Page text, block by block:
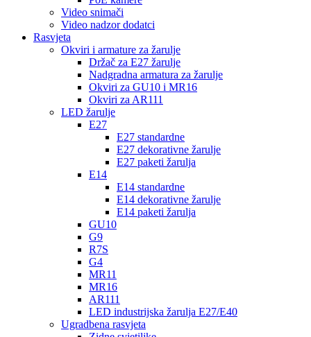
Video snimači
Video nadzor dodatci
Rasvjeta
Okviri i armature za žarulje
Držač za E27 žarulje
Nadgradna armatura za žarulje
Okviri za GU10 i MR16
Okviri za AR111
LED žarulje
E27
E27 standardne
E27 dekorativne žarulje
E27 paketi žarulja
E14
E14 standardne
E14 dekorativne žarulje
E14 paketi žarulja
GU10
G9
R7S
G4
MR11
MR16
AR111
LED industrijska žarulja E27/E40
Ugradbena rasvjeta